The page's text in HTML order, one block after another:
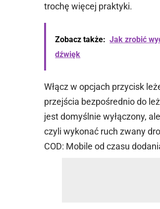
trochę więcej praktyki.
Zobacz także: Jak zrobić
dźwięk
Włącz w opcjach przycisk
przejścia bezpośrednio do
jest domyślnie wyłączony,
czyli wykonać ruch zwany
COD: Mobile od czasu